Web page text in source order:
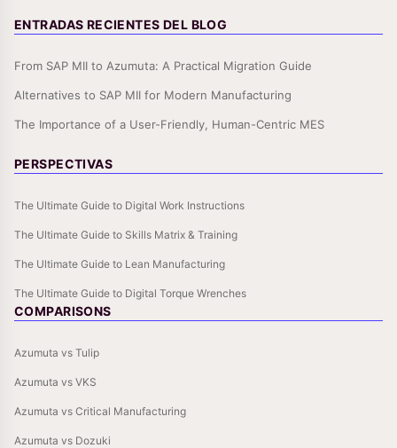
ENTRADAS RECIENTES DEL BLOG
From SAP MII to Azumuta: A Practical Migration Guide
Alternatives to SAP MII for Modern Manufacturing
The Importance of a User-Friendly, Human-Centric MES
PERSPECTIVAS
The Ultimate Guide to Digital Work Instructions
The Ultimate Guide to Skills Matrix & Training
The Ultimate Guide to Lean Manufacturing
The Ultimate Guide to Digital Torque Wrenches
COMPARISONS
Azumuta vs Tulip
Azumuta vs VKS
Azumuta vs Critical Manufacturing
Azumuta vs Dozuki